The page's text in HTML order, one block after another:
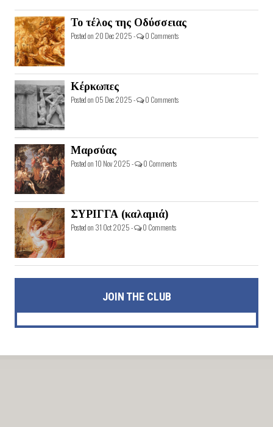
Το τέλος της Οδύσσειας
Posted on 20 Dec 2025 - 0 Comments
Κέρκωπες
Posted on 05 Dec 2025 - 0 Comments
Μαρσύας
Posted on 10 Nov 2025 - 0 Comments
ΣΥΡΙΓΓΑ (καλαμιά)
Posted on 31 Oct 2025 - 0 Comments
JOIN THE CLUB